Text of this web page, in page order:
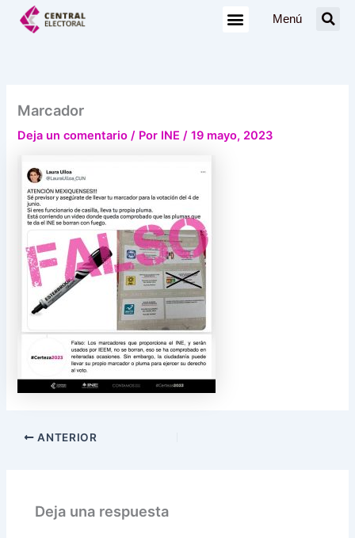
Menú
Marcador
Deja un comentario / Por INE/19 mayo, 2023
ANTERIOR
Deja una respuesta